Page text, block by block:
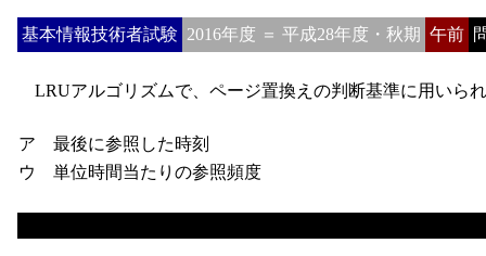
基本情報技術者試験 2016年度 ＝ 平成28年度・秋期 午前
LRUアルゴリズムで、ページ置換えの判断基準に用いら
ア 最後に参照した時刻
ウ 単位時間当たりの参照頻度